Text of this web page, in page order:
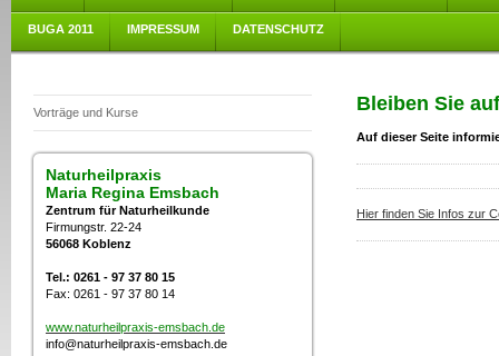
BUGA 2011 IMPRESSUM DATENSCHUTZ
Vorträge und Kurse
Naturheilpraxis
Maria Regina Emsbach
Zentrum für Naturheilkunde
Firmungstr. 22-24
56068 Koblenz
Tel.: 0261 - 97 37 80 15
Fax: 0261 - 97 37 80 14
www.naturheilpraxis-emsbach.de
info@naturheilpraxis-emsbach.de
Bleiben Sie
Auf dieser Seite
Hier finden Sie Infos zur